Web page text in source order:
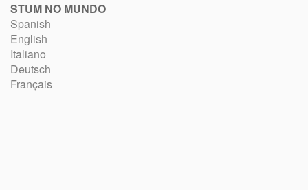
STUM NO MUNDO
Spanish
English
Italiano
Deutsch
Français